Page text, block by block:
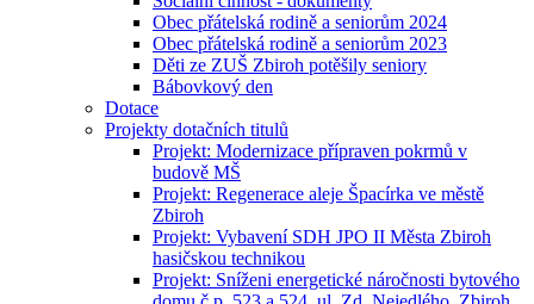
Obec přátelská rodině a seniorům 2024
Obec přátelská rodině a seniorům 2023
Děti ze ZUŠ Zbiroh potěšily seniory
Bábovkový den
Dotace
Projekty dotačních titulů
Projekt: Modernizace přípraven pokrmů v
budově MŠ
Projekt: Regenerace aleje Špacírka ve městě
Zbiroh
Projekt: Vybavení SDH JPO II Města Zbiroh
hasičskou technikou
Projekt: Sníženi energetické náročnosti bytového